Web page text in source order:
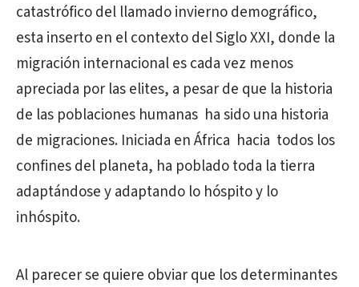
catastrófico del llamado invierno demográfico,
esta inserto en el contexto del Siglo XXI, donde la
migración internacional es cada vez menos
apreciada por las elites, a pesar de que la historia
de las poblaciones humanas ha sido una historia
de migraciones. Iniciada en África hacia todos los
confines del planeta, ha poblado toda la tierra
adaptándose y adaptando lo hóspito y lo
inhóspito.
Al parecer se quiere obviar que los determinantes